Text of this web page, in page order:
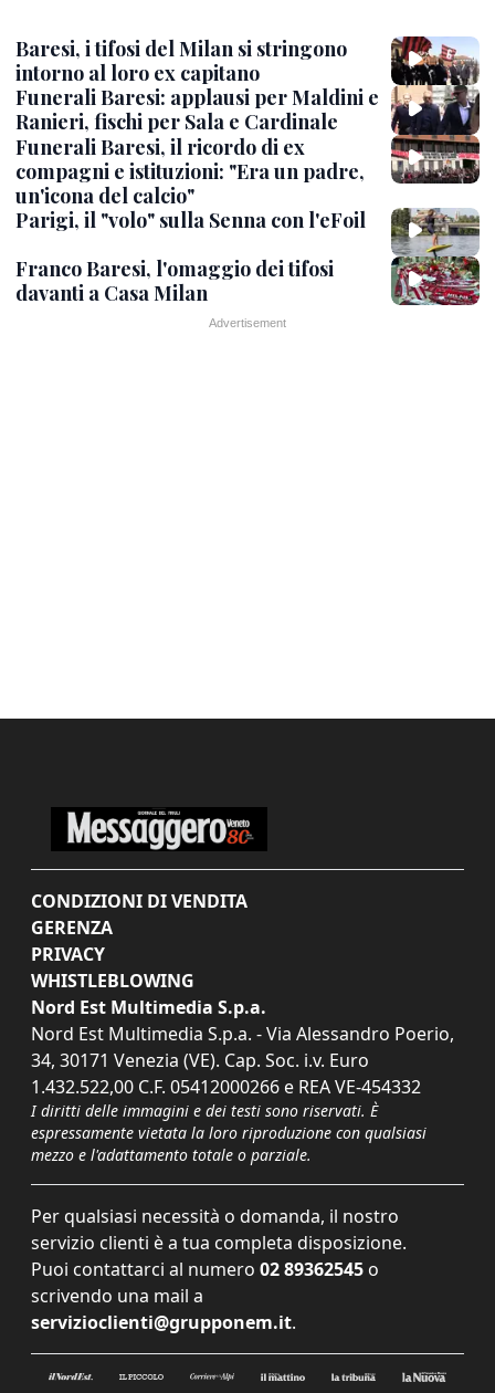
Baresi, i tifosi del Milan si stringono
intorno al loro ex capitano
Funerali Baresi: applausi per Maldini e
Ranieri, fischi per Sala e Cardinale
Funerali Baresi, il ricordo di ex
compagni e istituzioni: "Era un padre,
un'icona del calcio"
Parigi, il "volo" sulla Senna con l'eFoil
Franco Baresi, l'omaggio dei tifosi
davanti a Casa Milan
CONDIZIONI DI VENDITA
GERENZA
PRIVACY
WHISTLEBLOWING
Nord Est Multimedia S.p.a.
Nord Est Multimedia S.p.a. - Via Alessandro Poerio,
34, 30171 Venezia (VE). Cap. Soc. i.v. Euro
1.432.522,00 C.F. 05412000266 e REA VE-454332
I diritti delle immagini e dei testi sono riservati. È
espressamente vietata la loro riproduzione con qualsiasi
mezzo e l'adattamento totale o parziale.
Per qualsiasi necessità o domanda, il nostro
servizio clienti è a tua completa disposizione.
Puoi contattarci al numero 02 89362545 o
scrivendo una mail a
servizioclienti@grupponem.it.